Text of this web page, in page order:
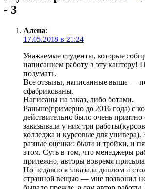
- 3
Алена:
17.05.2018 в 21:24
Уважаемые студенты, которые
написанием работу в эту кантору!
подумать.
Все отзывы, написанные выше —
сфабрикованы.
Написаны на заказ, либо ботами.
Раньше(примерно до 2016 года) с
действительно было очень приятно
заказывала у них три
колледжа и курсовые для универа).
разные оценки: были и тройки, и
этом. Суть в том, что менеджеры
прилежно, авторы вовремя
Но недавно я заказала диплом и
странной вещью — мне позвонил
бывало прежде, а сам автор работы.